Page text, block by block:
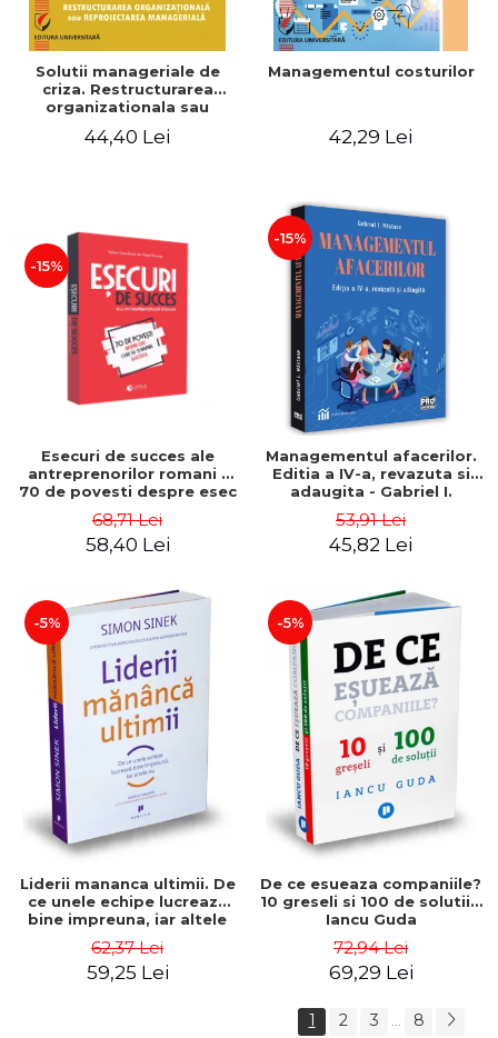
Solutii manageriale de
criza. Restructurarea
organizationala sau
44,40 Lei
Managementul costurilor
42,29 Lei
-15%
Esecuri de succes ale
antreprenorilor romani -
70 de povesti despre esec
68,71 Lei
58,40 Lei
-15%
Managementul afacerilor.
Editia a IV-a, revazuta si
adaugita - Gabriel I.
53,91 Lei
45,82 Lei
-5%
Liderii mananca ultimii. De
ce unele echipe lucreaza
bine impreuna, iar altele
Sinek
62,37 Lei
59,25 Lei
-5%
De ce esueaza companiile?
10 greseli si 100 de solutii -
Iancu Guda
72,94 Lei
69,29 Lei
1 2 3 ... 8